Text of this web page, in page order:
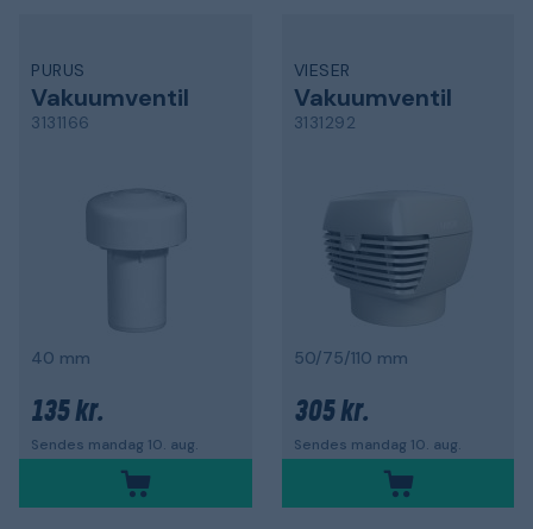
PURUS
Vakuumventil
3131166
40 mm
135 kr.
Sendes mandag 10. aug.
VIESER
Vakuumventil
3131292
50/75/110 mm
305 kr.
Sendes mandag 10. aug.